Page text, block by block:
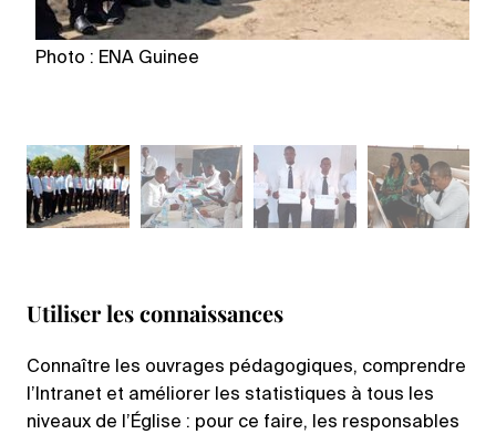
Photo : ENA Guinee
Utiliser les connaissances
Connaître les ouvrages pédagogiques, comprendre
l’Intranet et améliorer les statistiques à tous les
niveaux de l’Église : pour ce faire, les responsables